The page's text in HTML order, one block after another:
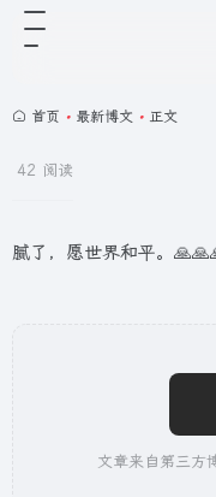
首页 • 最新博文 • 正文
42 阅读
腻了，愿世界和平。
文章来自第三方